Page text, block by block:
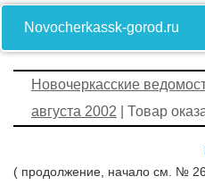
Novocherkassk-gorod.ru
Новочеркасские
августа 2002 | Товар
( продолжение, начало см. №